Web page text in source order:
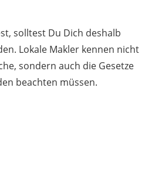
solltest Du Dich deshalb
Lokale Makler kennen nicht
sondern auch die Gesetze
beachten müssen.